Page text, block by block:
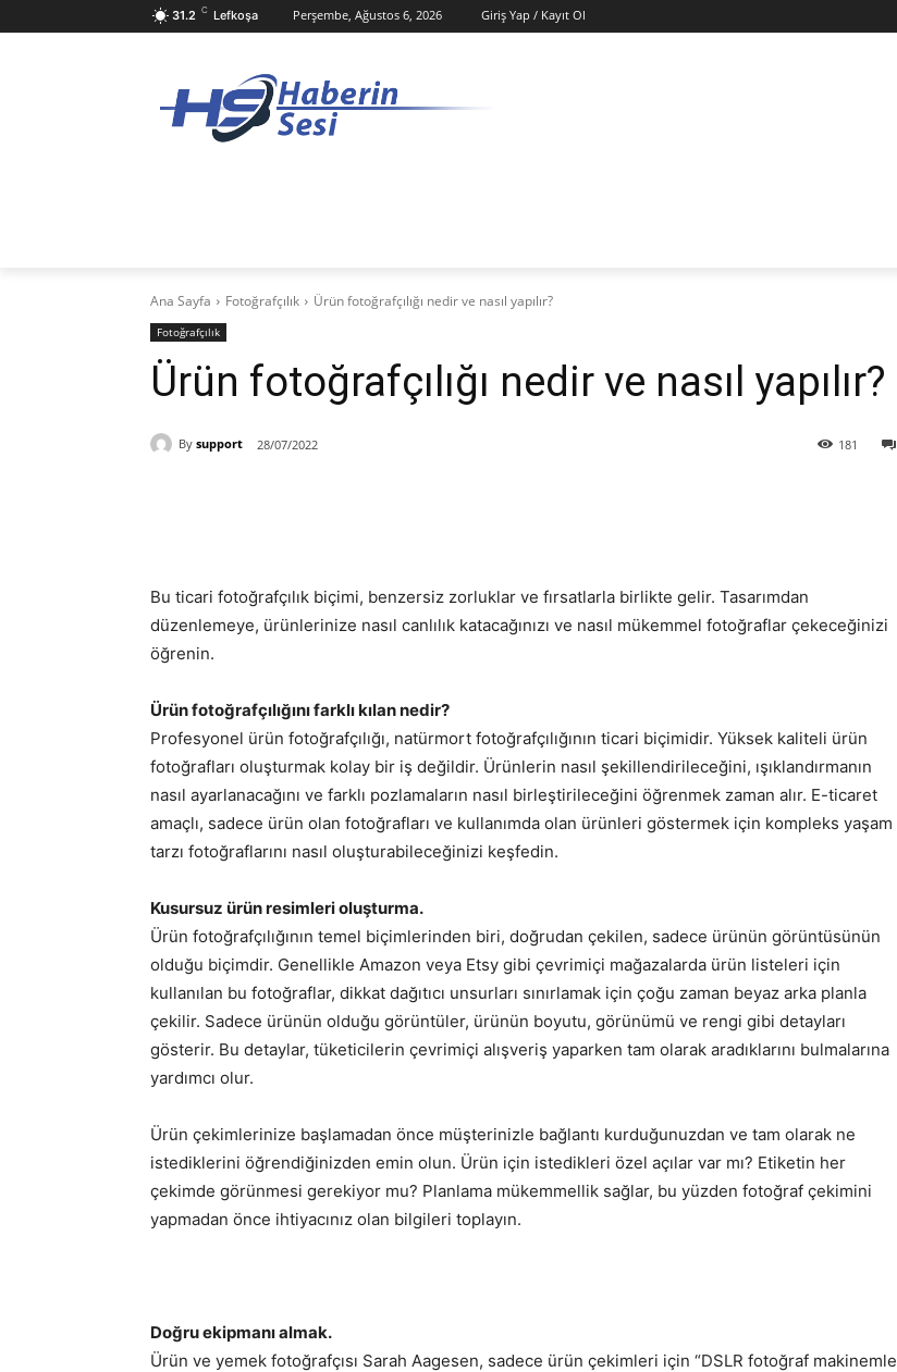
31.2 C Lefkoşa Perşembe, Ağustos 6, 2026 Giriş Yap / Kayıt Ol
Ana Sayfa Fotoğrafçılık Ürün fotoğrafçılığı nedir ve nasıl yapılır?
Fotoğrafçılık
Ürün fotoğrafçılığı nedir ve nasıl yapılır?
By support 28/07/2022 181
Bu ticari fotoğrafçılık biçimi, benzersiz zorluklar ve fırsatlarla birlikte gelir. Tasarımdan
düzenlemeye, ürünlerinize nasıl canlılık katacağınızı ve nasıl mükemmel fotoğraflar çekeceğinizi
öğrenin.
Ürün fotoğrafçılığını farklı kılan nedir?
Profesyonel ürün fotoğrafçılığı, natürmort fotoğrafçılığının ticari biçimidir. Yüksek kaliteli ürün
fotoğrafları oluşturmak kolay bir iş değildir. Ürünlerin nasıl şekillendirileceğini, ışıklandırmanın
nasıl ayarlanacağını ve farklı pozlamaların nasıl birleştirileceğini öğrenmek zaman alır. E-ticaret
amaçlı, sadece ürün olan fotoğrafları ve kullanımda olan ürünleri göstermek için kompleks yaşam
tarzı fotoğraflarını nasıl oluşturabileceğinizi keşfedin.
Kusursuz ürün resimleri oluşturma.
Ürün fotoğrafçılığının temel biçimlerinden biri, doğrudan çekilen, sadece ürünün görüntüsünün
olduğu biçimdir. Genellikle Amazon veya Etsy gibi çevrimiçi mağazalarda ürün listeleri için
kullanılan bu fotoğraflar, dikkat dağıtıcı unsurları sınırlamak için çoğu zaman beyaz arka planla
çekilir. Sadece ürünün olduğu görüntüler, ürünün boyutu, görünümü ve rengi gibi detayları
gösterir. Bu detaylar, tüketicilerin çevrimiçi alışveriş yaparken tam olarak aradıklarını bulmalarına
yardımcı olur.
Ürün çekimlerinize başlamadan önce müşterinizle bağlantı kurduğunuzdan ve tam olarak ne
istediklerini öğrendiğinizden emin olun. Ürün için istedikleri özel açılar var mı? Etiketin her
çekimde görünmesi gerekiyor mu? Planlama mükemmellik sağlar, bu yüzden fotoğraf çekimini
yapmadan önce ihtiyacınız olan bilgileri toplayın.
Doğru ekipmanı almak.
Ürün ve yemek fotoğrafçısı Sarah Aagesen, sadece ürün çekimleri için “DSLR fotoğraf makinemle